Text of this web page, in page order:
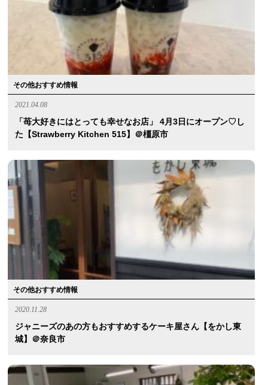
その他おすすめ情報
2021.04.08
「苺大好きにはとっても幸せなお店」 4月3日にオープン♡し
た【strawberry Kitchen 515】＠橿原市
その他おすすめ情報
2020.11.28
ジャニーズのあの方もおすすめするケーキ屋さん【をかし東
城】＠奈良市